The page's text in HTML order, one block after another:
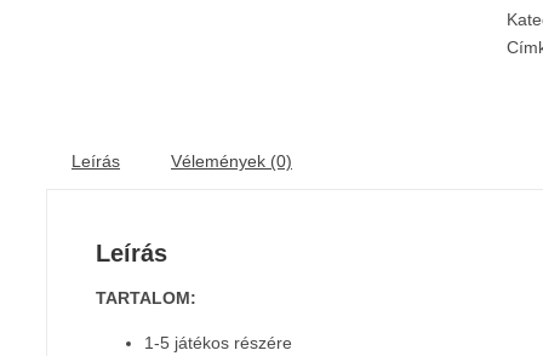
Leírás Vélemények (0)
Leírás
TARTALOM:
1-5 játékos részére